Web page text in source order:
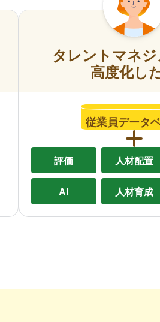
タレントマネ
高度化し
従業員データ
評価 人材配置
AI 人材育成